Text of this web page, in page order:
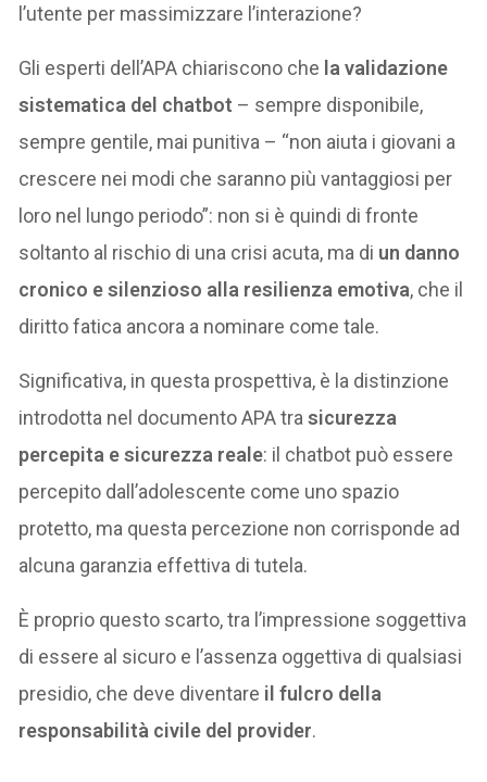
l’utente per massimizzare l’interazione?
Gli esperti dell’APA chiariscono che la validazione
sistematica del chatbot – sempre disponibile,
sempre gentile, mai punitiva – “non aiuta i giovani a
crescere nei modi che saranno più vantaggiosi per
loro nel lungo periodo”: non si è quindi di fronte
soltanto al rischio di una crisi acuta, ma di un danno
cronico e silenzioso alla resilienza emotiva, che il
diritto fatica ancora a nominare come tale.
Significativa, in questa prospettiva, è la distinzione
introdotta nel documento APA trasicurezza
percepita e sicurezza reale: il chatbot può essere
percepito dall’adolescente come uno spazio
protetto, ma questa percezione non corrisponde ad
alcuna garanzia effettiva di tutela.
È proprio questo scarto, tra l’impressione soggettiva
di essere al sicuro e l’assenza oggettiva di qualsiasi
presidio, che deve diventare il fulcro della
responsabilità civile del provider.